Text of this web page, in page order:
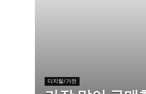
디지털/가전